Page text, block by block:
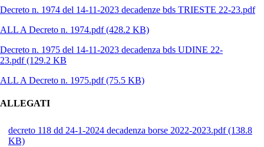
Decreto n. 1974 del 14-11-2023 decadenze bds TRIESTE 22-23.pdf
ALL A Decreto n. 1974.pdf(428.2 KB)
Decreto n. 1975 del 14-11-2023 decadenza bds UDINE 22-
23.pdf(129.2 KB
ALL A Decreto n. 1975.pdf(75.5 KB)
ALLEGATI
decreto 118 dd 24-1-2024 decadenza borse 2022-2023.pdf(138.8
KB)